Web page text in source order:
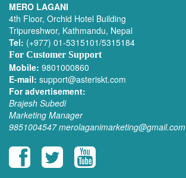
MERO LAGANI
4th Floor, Orchid Hotel Building
Tripureshwor, Kathmandu, Nepal
Tel: (+977) 01-5315101/5315184
For Customer Support
Mobile: 9801000860
E-mail: support@asteriskt.com
For advertisement:
Brajesh Subedi
Marketing Manager
9851004547 merolaganimarketing@gmail.com